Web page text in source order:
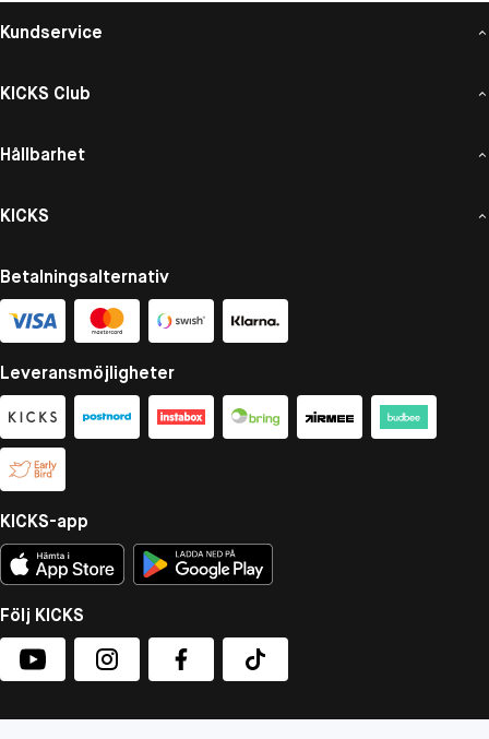
Kundservice
KICKS Club
Hållbarhet
KICKS
Betalningsalternativ
Leveransmöjligheter
KICKS-app
Följ KICKS